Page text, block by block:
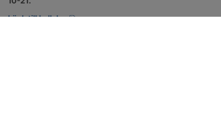
Länk till kallelse
pdf, öppnas i nytt fönster.